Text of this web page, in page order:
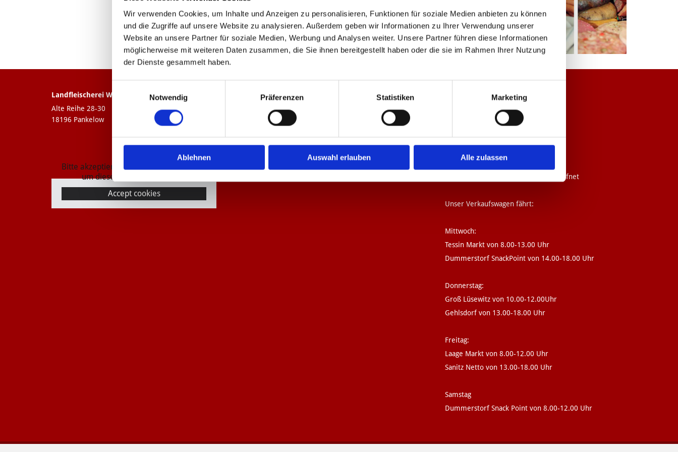
Wir verwenden Cookies, um Inhalte und Anzeigen zu personalisieren, Funktionen für soziale Medien anbieten zu können
und die Zugriffe auf unsere Website zu analysieren. Außerdem geben wir Informationen zu Ihrer Verwendung unserer
Website an unsere Partner für soziale Medien, Werbung und Analysen weiter. Unsere Partner führen diese Informationen
möglicherweise mit weiteren Daten zusammen, die Sie ihnen bereitgestellt haben oder die sie im Rahmen Ihrer Nutzung
der Dienste gesammelt haben.
Notwendig
Präferenzen Statistiken Marketing
Ablehnen Auswahl erlauben Alle zulassen
Landfleischerei Wiechmann Gbr
Alte Reihe 28-30
18196 Pankelow
Bitte akzeptieren Sie Marketing-Cookies,
um diesen Inhalt anzuzeigen.
Accept cookies
Kontaktdaten
Mobil: 0162 1000 650
Öffnungszeiten
Unsere Filiale in Pankelow hat
Mittwoch von 10 - 17 Uhr
Freitag von 10 - 18 Uhr
& Samstag von 8 - 12 Uhr für Sie geöffnet
Unser Verkaufswagen fährt:
Mittwoch:
Tessin Markt von 8.00-13.00 Uhr
Dummerstorf SnackPoint von 14.00-18.00 Uhr
Donnerstag:
Groß Lüsewitz von 10.00-12.00Uhr
Gehlsdorf von 13.00-18.00 Uhr
Freitag:
Laage Markt von 8.00-12.00 Uhr
Sanitz Netto von 13.00-18.00 Uhr
Samstag
Dummerstorf Snack Point von 8.00-12.00 Uhr